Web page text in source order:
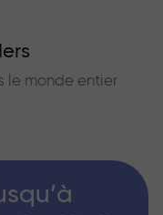
le monde entier